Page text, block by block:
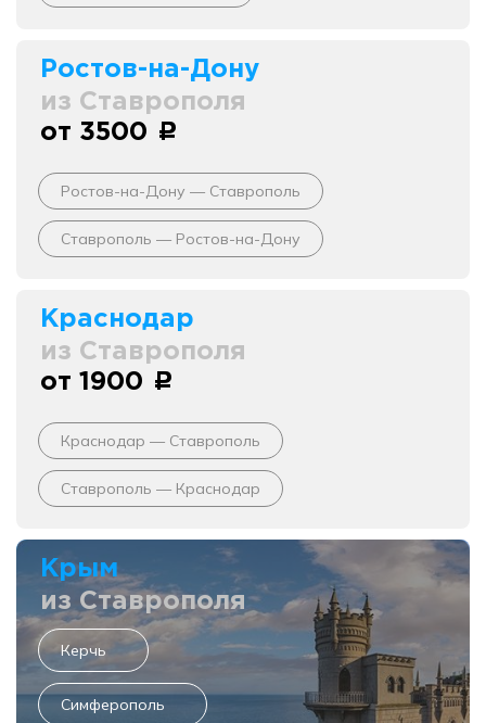
Ростов-на-Дону
из Ставрополя
от 3500 c
Ростов-на-Дону — Ставрополь
Ставрополь — Ростов-на-Дону
Краснодар
из Ставрополя
от 1900 c
Краснодар — Ставрополь
Ставрополь — Краснодар
Крым
из Ставрополя
Керчь
Симферополь